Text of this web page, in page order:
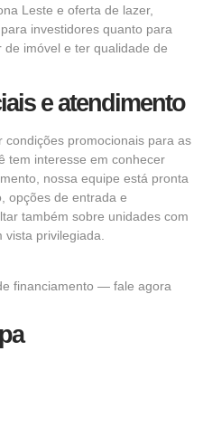
Leste e oferta de lazer,
investidores quanto para
imóvel e ter qualidade de
e atendimento
promocionais para as
tem interesse em conhecer
nossa equipe está pronta
opções de entrada e
também sobre unidades com
privilegiada.
financiamento — fale agora